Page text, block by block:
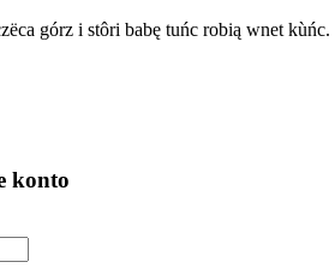
górz i stôri babę tuńc robią wnet kùńc.
konto